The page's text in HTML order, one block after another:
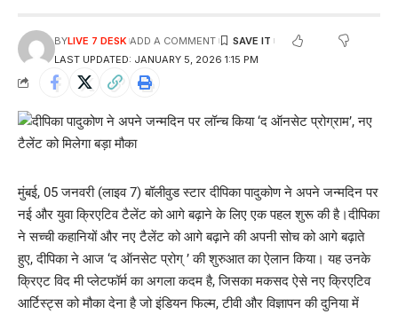
LAST UPDATED: JANUARY 5, 2026 1:15 PM
BYLIVE 7 DESK ADD A COMMENT
मुंबई, 05 जनवरी (लाइव 7) बॉलीवुड स्टार दीपिका पादुकोण ने अपने जन्मदिन पर
नई और युवा क्रिएटिव टैलेंट को आगे बढ़ाने के लिए एक पहल शुरू की है।दीपिका
ने सच्ची कहानियों और नए टैलेंट को आगे बढ़ाने की अपनी सोच को आगे बढ़ाते
हुए, दीपिका ने आज ‘द ऑनसेट प्रोग् ’ की शुरुआत का ऐलान किया। यह उनके
क्रिएट विद मी प्लेटफॉर्म का अगला कदम है, जिसका मकसद ऐसे नए क्रिएटिव
आर्टिस्ट्स को मौका देना है जो इंडियन फिल्म, टीवी और विज्ञापन की दुनिया में